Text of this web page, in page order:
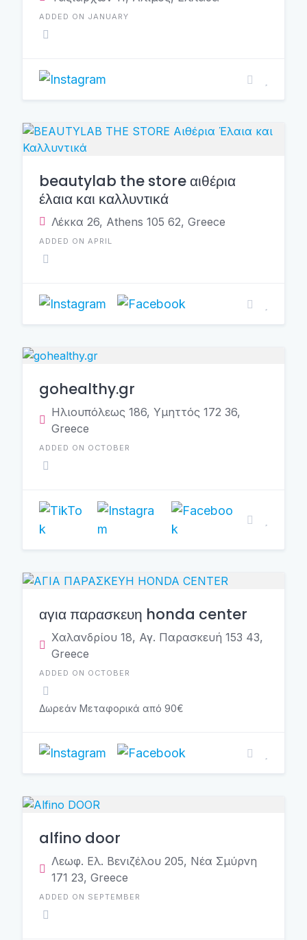
ADDED ON JANUARY
beautylab the store αιθέρια
έλαια και καλλυντικά
Λέκκα 26, Athens 105 62, Greece
ADDED ON APRIL
gohealthy.gr
Ηλιουπόλεως 186, Υμηττός 172 36,
Greece
ADDED ON OCTOBER
αγια παρασκευη honda center
Χαλανδρίου 18, Αγ. Παρασκευή 153 43,
Greece
ADDED ON OCTOBER
Δωρεάν Μεταφορικά από 90€
alfino door
Λεωφ. Ελ. Βενιζέλου 205, Νέα Σμύρνη
171 23, Greece
ADDED ON SEPTEMBER